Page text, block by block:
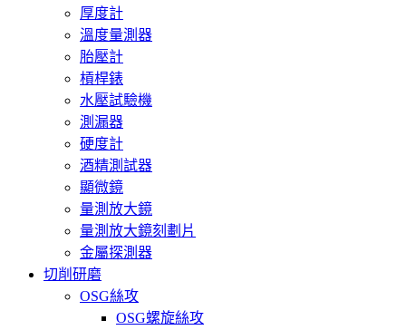
厚度計
溫度量測器
胎壓計
槓桿錶
水壓試驗機
測漏器
硬度計
酒精測試器
顯微鏡
量測放大鏡
量測放大鏡刻劃片
金屬探測器
切削研磨
OSG絲攻
OSG螺旋絲攻